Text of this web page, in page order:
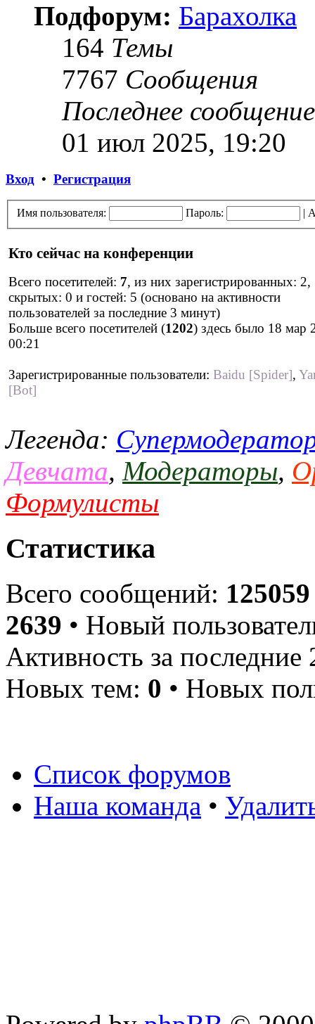
Подфорум: Барахолка
164 Темы
7767 Сообщения
Последнее сообщение
01 июл 2025, 19:20
Вход • Регистрация
Имя пользователя: Пароль: |
Кто сейчас на конференции
Всего посетителей: 7, из них зарегистрированных: 2,
скрытых: 0 и гостей: 5 (основано на активности
пользователей за последние 3 минут)
Больше всего посетителей (1202) здесь было 18 мар
00:21
Зарегистрированные пользователи: Baidu [Spider],
[Bot]
Легенда:
Девчата, Модераторы,
Формулисты
Статистика
Всего сообщений: 125059
2639 • Новый
Активность за
Новых тем: 0 • Новых
Список форумов
Наша команда •